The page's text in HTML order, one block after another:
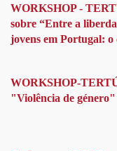
SOBRE
JUVENIL”
WORKSHOP -
sobre “Entre a
jovens em Portugal: o
WORKSHOP-
"Violência de género"